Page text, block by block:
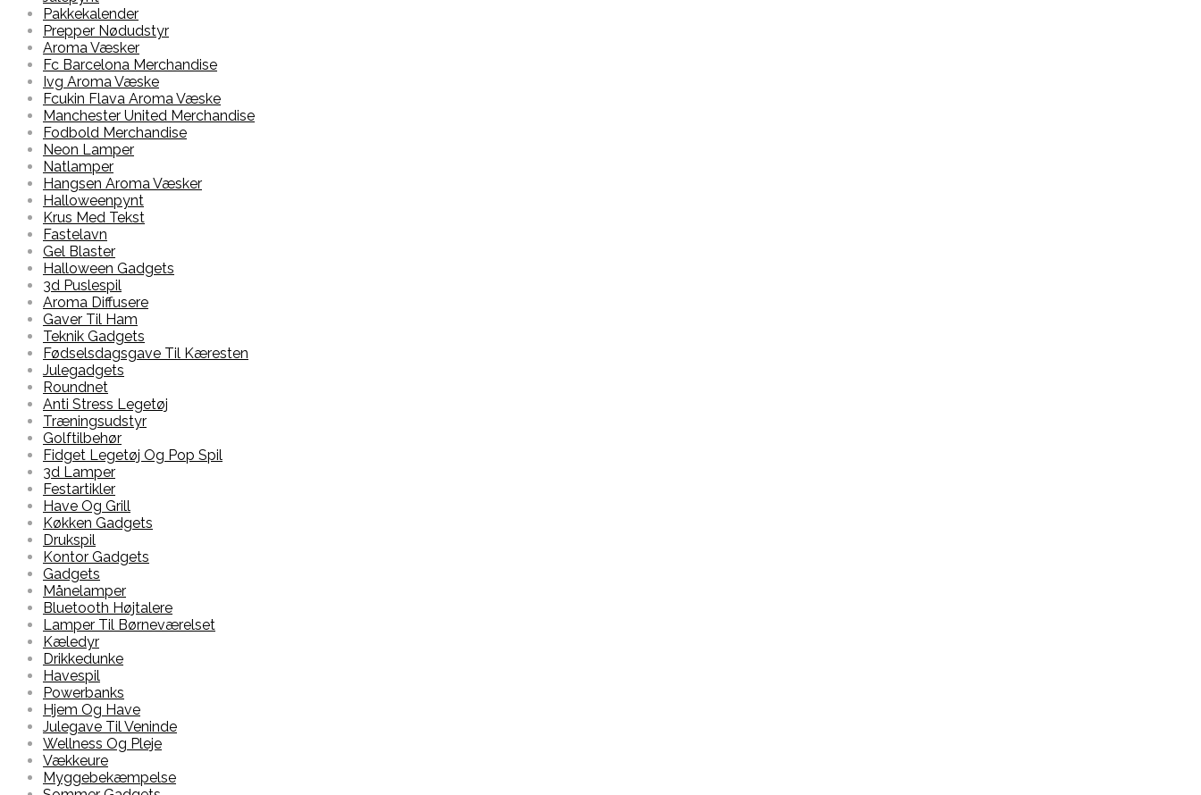
Pakkekalender
Prepper Nødudstyr
Aroma Væsker
Fc Barcelona Merchandise
Ivg Aroma Væske
Fcukin Flava Aroma Væske
Manchester United Merchandise
Fodbold Merchandise
Neon Lamper
Natlamper
Hangsen Aroma Væsker
Halloweenpynt
Krus Med Tekst
Fastelavn
Gel Blaster
Halloween Gadgets
3d Puslespil
Aroma Diffusere
Gaver Til Ham
Teknik Gadgets
Fødselsdagsgave Til Kæresten
Julegadgets
Roundnet
Anti Stress Legetøj
Træningsudstyr
Golftilbehør
Fidget Legetøj Og Pop Spil
3d Lamper
Festartikler
Have Og Grill
Køkken Gadgets
Drukspil
Kontor Gadgets
Gadgets
Månelamper
Bluetooth Højtalere
Lamper Til Børneværelset
Kæledyr
Drikkedunke
Havespil
Powerbanks
Hjem Og Have
Julegave Til Veninde
Wellness Og Pleje
Vækkeure
Myggebekæmpelse